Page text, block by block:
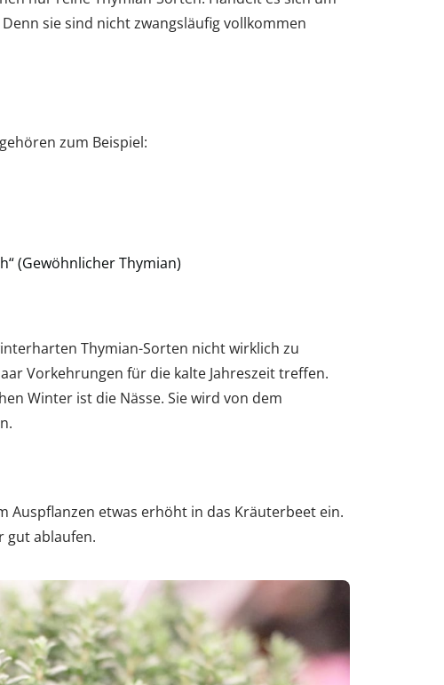
sie sind nicht zwangsläufig vollkommen
zum Beispiel:
(Gewöhnlicher Thymian)
Thymian-Sorten nicht wirklich zu
Vorkehrungen für die kalte Jahreszeit treffen.
Winter ist die Nässe. Sie wird von dem
Auspflanzen etwas erhöht in das Kräuterbeet ein.
gut ablaufen.